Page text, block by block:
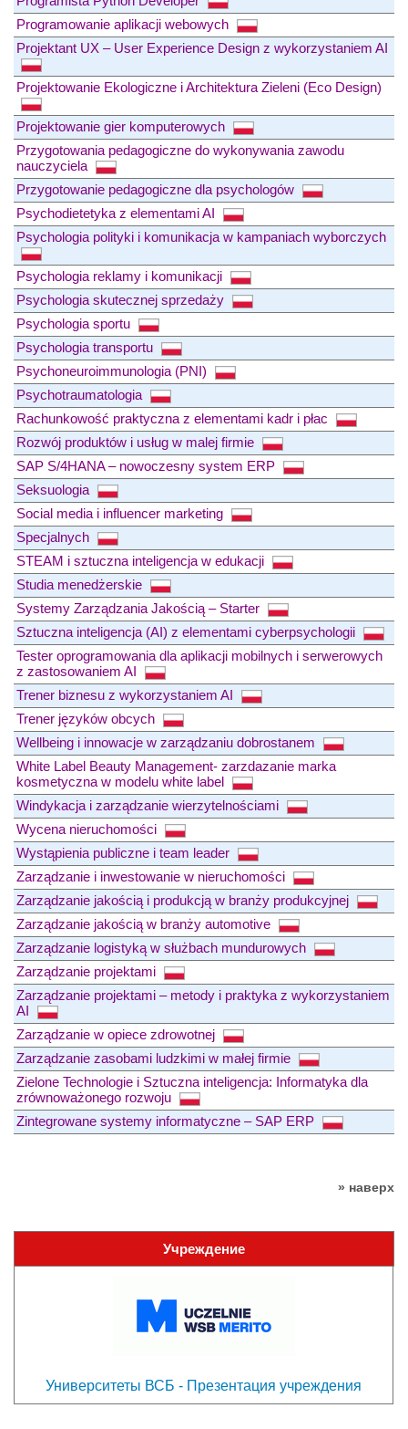
Programowanie aplikacji webowych
Projektant UX – User Experience Design z wykorzystaniem AI
Projektowanie Ekologiczne i Architektura Zieleni (Eco Design)
Projektowanie gier komputerowych
Przygotowania pedagogiczne do wykonywania zawodu
nauczyciela
Przygotowanie pedagogiczne dla psychologów
Psychodietetyka z elementami AI
Psychologia polityki i komunikacja w kampaniach wyborczych
Psychologia reklamy i komunikacji
Psychologia skutecznej sprzedaży
Psychologia sportu
Psychologia transportu
Psychoneuroimmunologia (PNI)
Psychotraumatologia
Rachunkowość praktyczna z elementami kadr i płac
Rozwój produktów i usług w malej firmie
SAP S/4HANA – nowoczesny system ERP
Seksuologia
Social media i influencer marketing
Specjalnych
STEAM i sztuczna inteligencja w edukacji
Studia menedżerskie
Systemy Zarządzania Jakością – Starter
Sztuczna inteligencja (AI) z elementami cyberpsychologii
Tester oprogramowania dla aplikacji mobilnych i serwerowych
z zastosowaniem AI
Trener biznesu z wykorzystaniem AI
Trener języków obcych
Wellbeing i innowacje w zarządzaniu dobrostanem
White Label Beauty Management- zarzdazanie marka
kosmetyczna w modelu white label
Windykacja i zarządzanie wierzytelnościami
Wycena nieruchomości
Wystąpienia publiczne i team leader
Zarządzanie i inwestowanie w nieruchomości
Zarządzanie jakością i produkcją w branży produkcyjnej
Zarządzanie jakością w branży automotive
Zarządzanie logistyką w służbach mundurowych
Zarządzanie projektami
Zarządzanie projektami – metody i praktyka z wykorzystaniem
AI
Zarządzanie w opiece zdrowotnej
Zarządzanie zasobami ludzkimi w małej firmie
Zielone Technologie i Sztuczna inteligencja: Informatyka dla
zrównoważonego rozwoju
Zintegrowane systemy informatyczne – SAP ERP
» наверх
Учреждение
Университеты ВСБ - Презентация учреждения